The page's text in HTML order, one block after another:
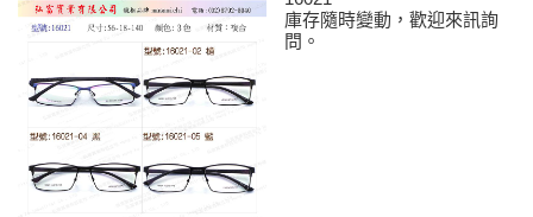
庫存隨時變動，歡迎來訊詢
問。